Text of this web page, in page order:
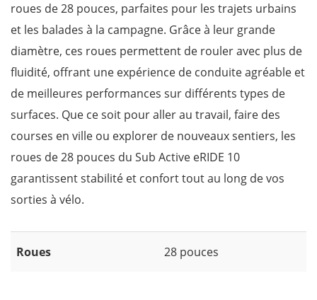
roues de 28 pouces, parfaites pour les trajets urbains
et les balades à la campagne. Grâce à leur grande
diamètre, ces roues permettent de rouler avec plus de
fluidité, offrant une expérience de conduite agréable et
de meilleures performances sur différents types de
surfaces. Que ce soit pour aller au travail, faire des
courses en ville ou explorer de nouveaux sentiers, les
roues de 28 pouces du Sub Active eRIDE 10
garantissent stabilité et confort tout au long de vos
sorties à vélo.
Roues 28 pouces